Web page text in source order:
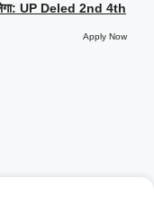
UP Deled 2nd 4th
Apply Now